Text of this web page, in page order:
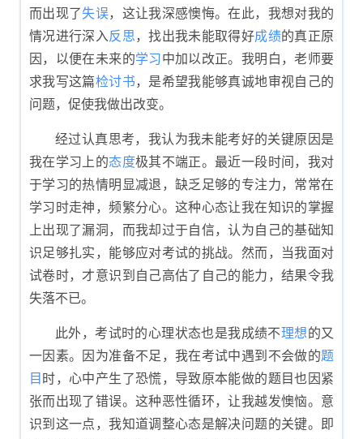
而出现了失误，这让我深感懊悔。在此，我想对我的
情况进行深入 反思，找出我未能取得好成绩的真正原
因，以便在未来的学习中加以改正。我明白，老师要
求我写这篇检讨书，是希望我能够真诚地审视自己的
问题，促使我做出改变。
经过认真思考，我认为我未能考好的关键原因是
我在学习上的态度极其不端正。最近一段时间，我对
于学习的热情明显减退，缺乏足够的专注力，常常在
学习时走神，频繁分心。这种心态让我在知识的掌握
上出现了漏洞，而我却过于自信，认为自己的基础知
识足够扎实，能够应对考试的挑战。然而，当我面对
试卷时，才意识到自己高估了自己的能力，结果令我
失落不已。
此外，考试时的心理状态也是我成绩不理想的又
一因素。因为准备不足，我在考试中遇到不会做的题
目 时，心中产生了恐慌，导致原本能做的题目也因紧
张而出现了错误。这种恶性循环，让我越发懊恼。意
识到这一点，我知道调整心态是解决问题的关键。即